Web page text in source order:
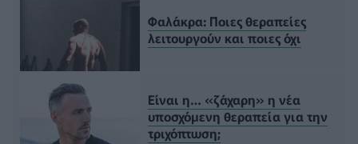
Φαλάκρα: Ποιες θεραπείες
λειτουργούν και ποιες όχι
Είναι η… «ζάχαρη» η νέα
υποσχόμενη θεραπεία για την
τριχόπτωση;